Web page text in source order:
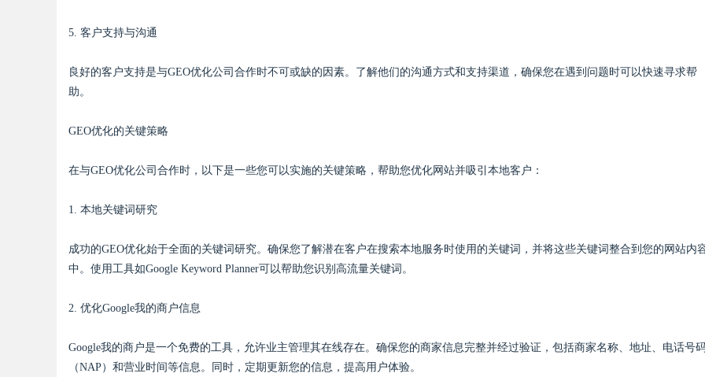
5. 客户支持与沟通
良好的客户支持是与GEO优化公司合作时不可或缺的因素。了解他们的沟通方式和支持渠道，确保您在遇到问题时可以快速寻求帮
助。
GEO优化的关键策略
在与GEO优化公司合作时，以下是一些您可以实施的关键策略，帮助您优化网站并吸引本地客户：
1. 本地关键词研究
成功的GEO优化始于全面的关键词研究。确保您了解潜在客户在搜索本地服务时使用的关键词，并将这些关键词整合到您的网站内
中。使用工具如Google Keyword Planner可以帮助您识别高流量关键词。
2. 优化Google我的商户信息
Google我的商户是一个免费的工具，允许业主管理其在线存在。确保您的商家信息完整并经过验证，包括商家名称、地址、电话号
（NAP）和营业时间等信息。同时，定期更新您的信息，提高用户体验。